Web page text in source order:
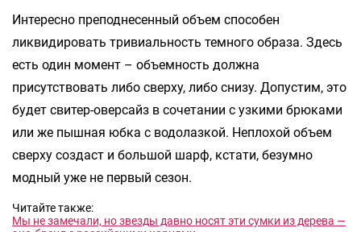
Интересно преподнесенный объем способен
ликвидировать тривиальность темного образа. Здесь
есть один момент – объемность должна
присутствовать либо сверху, либо снизу. Допустим, это
будет свитер-оверсайз в сочетании с узкими брюками
или же пышная юбка с водолазкой. Неплохой объем
сверху создаст и большой шарф, кстати, безумно
модный уже не первый сезон.
Читайте также:
Мы не замечали, но звезды давно носят эти сумки из дерева —